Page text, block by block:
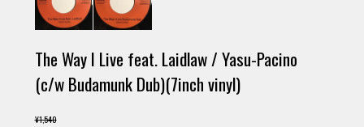
The Way I Live feat. Laidlaw / Yasu-Pacino
(c/w Budamunk Dub)(7inch vinyl)
¥1,540